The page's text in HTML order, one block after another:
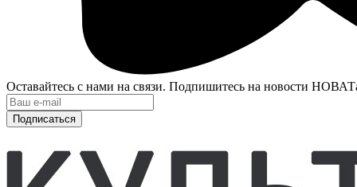
Оставайтесь с нами на связи. Подпишитесь на новости
Подписаться